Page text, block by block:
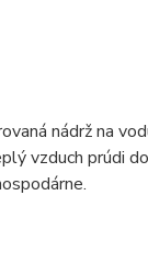
nádrž na
vzduch prúdi